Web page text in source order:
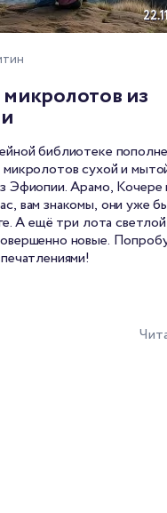
из
библиотеке
сухой и
Эфиопии. Арамо, Кочере
вам знакомы, они уже
А ещё три лота светлой
новые.